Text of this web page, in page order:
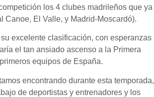
los 4 clubes madrileños que ya
El Valle, y Madrid-Moscardó).
excelente clasificación, con esperanzas
el tan ansiado ascenso a la Primera
equipos de España.
encontrando durante esta temporada,
de deportistas y entrenadores y los